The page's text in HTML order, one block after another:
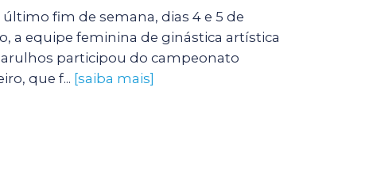
último fim de semana, dias 4 e 5 de
a equipe feminina de ginástica artística
participou do campeonato
que f... [saiba mais]